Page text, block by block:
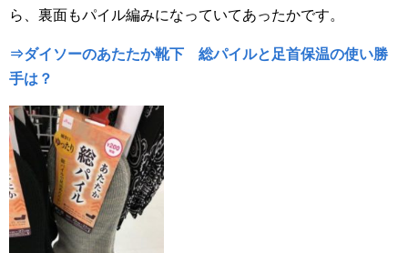
ら、裏面もパイル編みになっていてあったかです。
⇒ダイソーのあたたか靴下 総パイルと足首保温の使い勝
手は？